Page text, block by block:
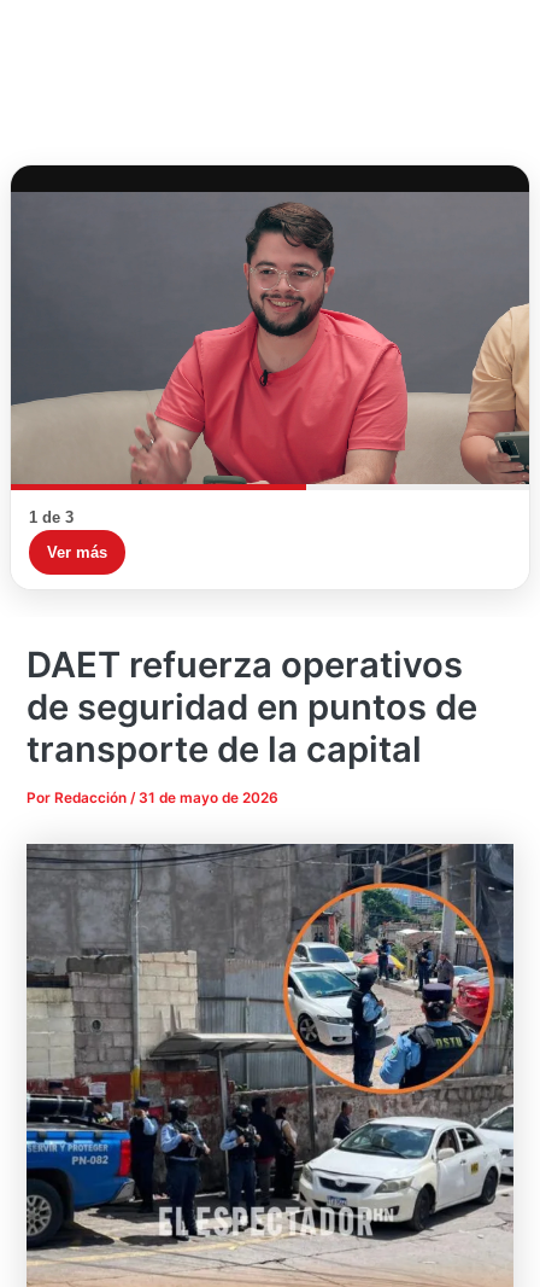
1 de 3
Ver más
DAET refuerza operativos
de seguridad en puntos de
transporte de la capital
Por Redacción/ 31 de mayo de 2026